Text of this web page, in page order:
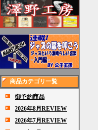
商品カテゴリ一覧
御予約商品
2026年8月REVIEW
2026年7月REVIEW